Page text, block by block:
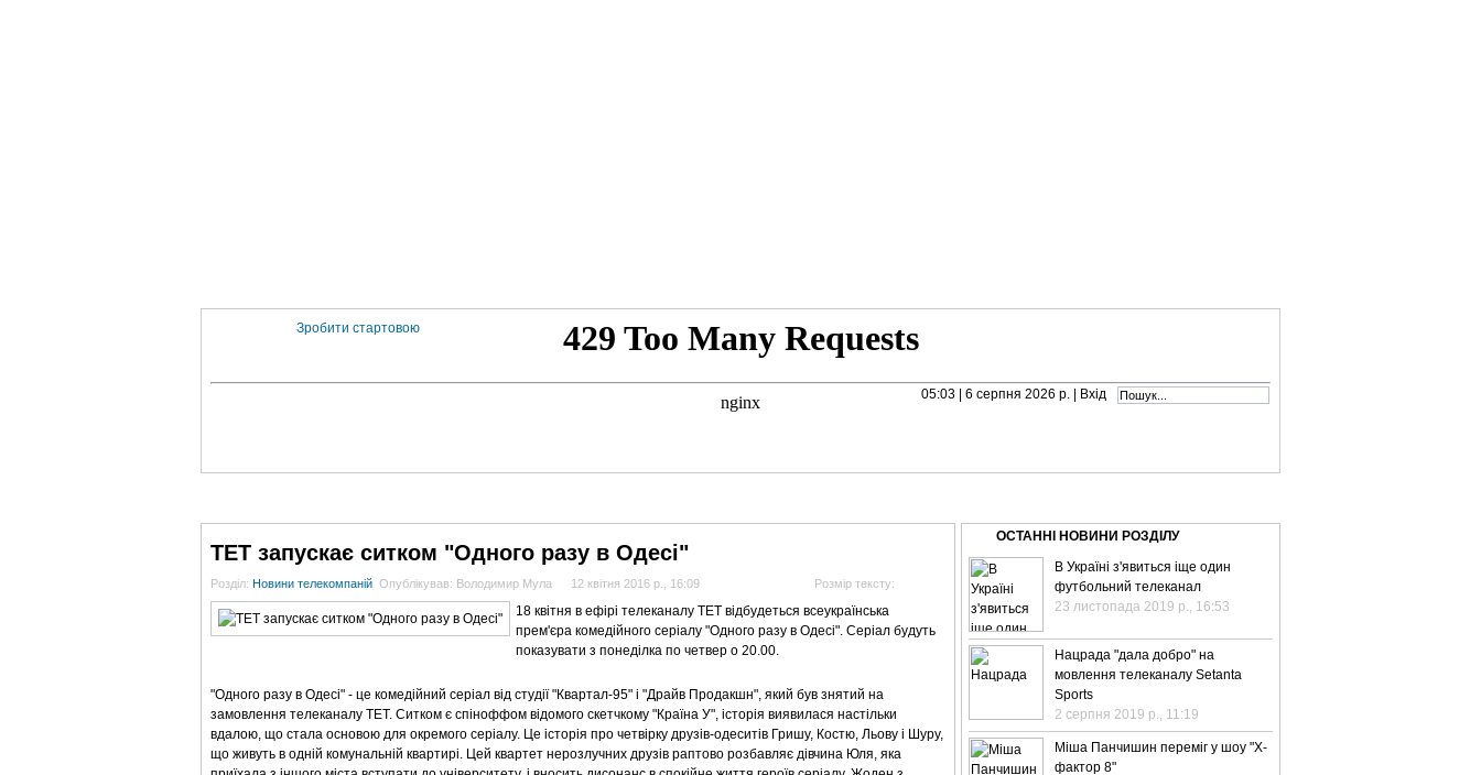
Зробити стартовою
05:03 | 6 серпня 2026 р. | Вхід
ТЕТ запускає ситком "Одного разу в Одесі"
Розмір тексту:
Розділ: Новини телекомпаній Опублікував: Володимир Мула 12 квітня 2016 р., 16:09
18 квітня в ефірі телеканалу ТЕТ відбудеться всеукраїнська
прем'єра комедійного серіалу "Одного разу в Одесі". Серіал будуть
показувати з понеділка по четвер о 20.00.
"Одного разу в Одесі" - це комедійний серіал від студії "Квартал-95" і "Драйв Продакшн", який був знятий на
замовлення телеканалу ТЕТ. Ситком є спіноффом відомого скетчкому "Країна У", історія виявилася настільки
вдалою, що стала основою для окремого серіалу. Це історія про четвірку друзів-одеситів Гришу, Костю, Льову і Шуру,
що живуть в одній комунальній квартирі. Цей квартет нерозлучних друзів раптово розбавляє дівчина Юля, яка
ОСТАННІ НОВИНИ РОЗДІЛУ
В Україні з'явиться іще один
футбольний телеканал
23 листопада 2019 р., 16:53
Нацрада "дала добро" на
мовлення телеканалу Setanta
Sports
2 серпня 2019 р., 11:19
Міша Панчишин переміг у шоу "Х-
фактор 8"